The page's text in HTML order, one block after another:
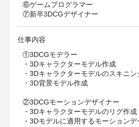
⑥ゲームプログラマー
⑦新卒3DCGデザイナー
仕事内容
①3DCGモデラー
・3Dキャラクターモデル作成
・3Dキャラクターモデルのスキニン
・3D背景モデル作成
②3DCGモーションデザイナー
・3Dキャラクターモデルのリグ作成
・3Dモデルに適用するモーション